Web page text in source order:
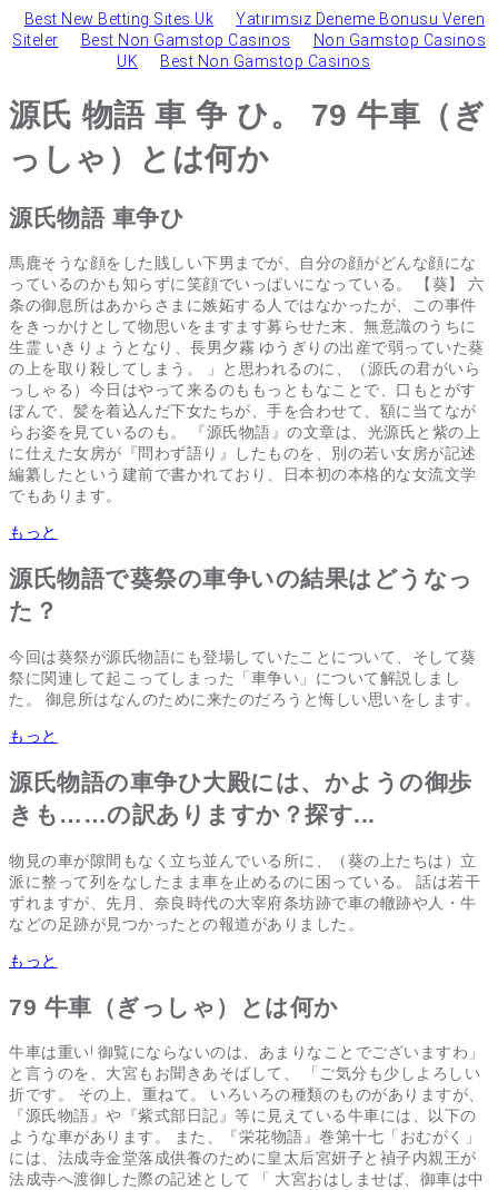
Best New Betting Sites Uk
Yatırımsız Deneme Bonusu Veren
Siteler
Best Non Gamstop Casinos
Non Gamstop Casinos
UK
Best Non Gamstop Casinos
源氏 物語 車 争 ひ。 79 牛車（ぎ
っしゃ）とは何か
源氏物語 車争ひ
馬鹿そうな顔をした賎しい下男までが、自分の顔がどんな顔にな
っているのかも知らずに笑顔でいっぱいになっている。 【葵】 六
条の御息所はあからさまに嫉妬する人ではなかったが、この事件
をきっかけとして物思いをますます募らせた末、無意識のうちに
生霊 いきりょうとなり、長男夕霧 ゆうぎりの出産で弱っていた葵
の上を取り殺してしまう。 」と思われるのに、（源氏の君がいら
っしゃる）今日はやって来るのももっともなことで、口もとがす
ぼんで、髪を着込んだ下女たちが、手を合わせて、額に当てなが
らお姿を見ているのも。 『源氏物語』の文章は、光源氏と紫の上
に仕えた女房が『問わず語り』したものを、別の若い女房が記述
編纂したという建前で書かれており、日本初の本格的な女流文学
でもあります。
もっと
源氏物語で葵祭の車争いの結果はどうなっ
た？
今回は葵祭が源氏物語にも登場していたことについて、そして葵
祭に関連して起こってしまった「車争い」について解説しまし
た。 御息所はなんのために来たのだろうと悔しい思いをします。
もっと
源氏物語の車争ひ大殿には、かようの御歩
きも……の訳ありますか？探す...
物見の車が隙間もなく立ち並んでいる所に、（葵の上たちは）立
派に整って列をなしたまま車を止めるのに困っている。 話は若干
ずれますが、先月、奈良時代の大宰府条坊跡で車の轍跡や人・牛
などの足跡が見つかったとの報道がありました。
もっと
79 牛車（ぎっしゃ）とは何か
牛車は重い! 御覧にならないのは、あまりなことでございますわ」
と言うのを、大宮もお聞きあそばして、 「ご気分も少しよろしい
折です。 その上、重ねて。 いろいろの種類のものがありますが、
『源氏物語』や『紫式部日記』等に見えている牛車には、以下の
ような車があります。 また、『栄花物語』巻第十七「おむがく」
には、法成寺金堂落成供養のために皇太后宮妍子と禎子内親王が
法成寺へ渡御した際の記述として 「 大宮おはしませば、御車は中